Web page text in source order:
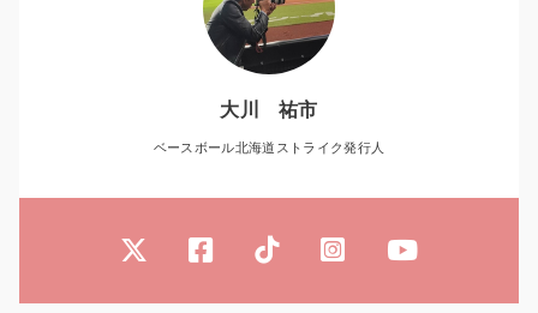
大川 祐市
ベースボール北海道ストライク発行人